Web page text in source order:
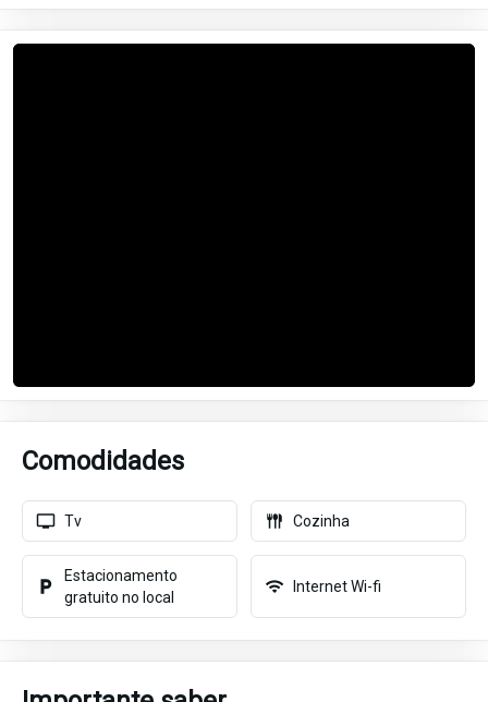
Comodidades
Tv Cozinha
Estacionamento
gratuito no local
Internet Wi-fi